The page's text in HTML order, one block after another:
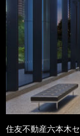
住友不動産六本木